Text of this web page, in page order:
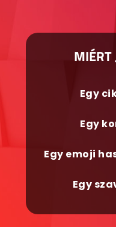
MIÉRT
Egy
Egy
Egy emoji
Egy